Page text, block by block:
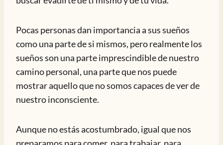
Pocas personas dan importancia a sus sueños
como una parte de si mismos, pero realmente los
sueños son una parte imprescindible de nuestro
camino personal, una parte que nos puede
mostrar aquello que no somos capaces de ver de
nuestro inconsciente.
Aunque no estás acostumbrado, igual que nos